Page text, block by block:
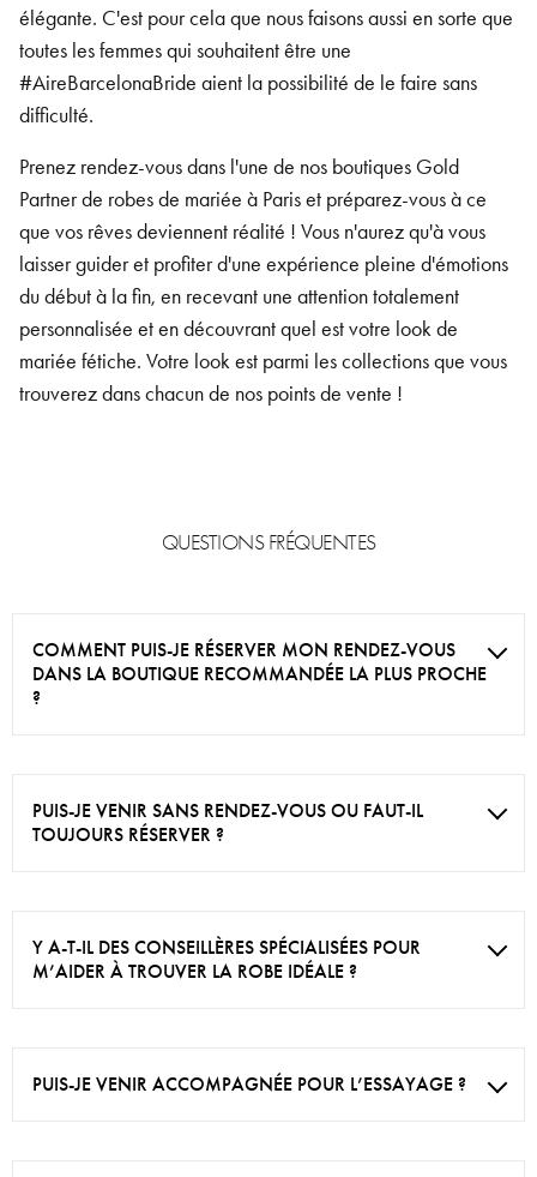
élégante. C'est pour cela que nous faisons aussi en sorte que
toutes les femmes qui souhaitent être une
#AireBarcelonaBride aient la possibilité de le faire sans
difficulté.
Prenez rendez-vous dans l'une de nos boutiques Gold
Partner de robes de mariée à Paris et préparez-vous à ce
que vos rêves deviennent réalité ! Vous n'aurez qu'à vous
laisser guider et profiter d'une expérience pleine d'émotions
du début à la fin, en recevant une attention totalement
personnalisée et en découvrant quel est votre look de
mariée fétiche. Votre look est parmi les collections que vous
trouverez dans chacun de nos points de vente !
QUESTIONS FRÉQUENTES
COMMENT PUIS-JE RÉSERVER MON RENDEZ-VOUS
DANS LA BOUTIQUE RECOMMANDÉE LA PLUS PROCHE
?
PUIS-JE VENIR SANS RENDEZ-VOUS OU FAUT-IL
TOUJOURS RÉSERVER ?
Y A-T-IL DES CONSEILLÈRES SPÉCIALISÉES POUR
M’AIDER À TROUVER LA ROBE IDÉALE ?
PUIS-JE VENIR ACCOMPAGNÉE POUR L’ESSAYAGE ?